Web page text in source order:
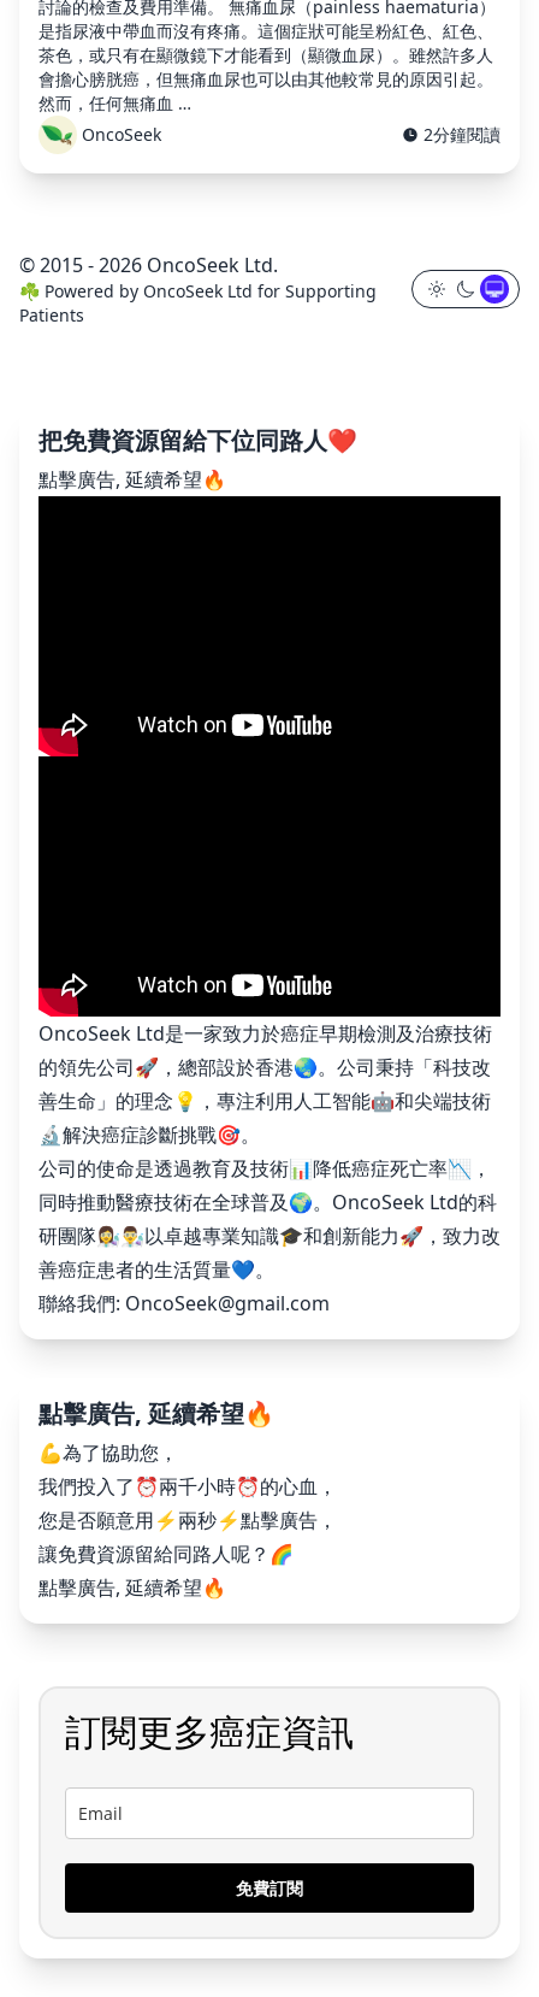
討論的檢查及費用準備。 無痛血尿（painless haematuria）
是指尿液中帶血而沒有疼痛。這個症狀可能呈粉紅色、紅色、
茶色，或只有在顯微鏡下才能看到（顯微血尿）。雖然許多人
會擔心膀胱癌，但無痛血尿也可以由其他較常見的原因引起。
然而，任何無痛血 …
OncoSeek
2分鐘閱讀
© 2015 - 2026 OncoSeek Ltd.
☘️ Powered by OncoSeek Ltd for Supporting
Patients
把免費資源留給下位同路人❤️
點擊廣告, 延續希望🔥
OncoSeek Ltd是一家致力於癌症早期檢測及治療技術
的領先公司🚀，總部設於香港🌏。公司秉持「科技改
善生命」的理念💡，專注利用人工智能🤖和尖端技術
🔬解決癌症診斷挑戰🎯。
公司的使命是透過教育及技術📊降低癌症死亡率📉，
同時推動醫療技術在全球普及🌍。OncoSeek Ltd的科
研團隊👩‍🔬👨‍🔬以卓越專業知識🎓和創新能力🚀，致力改
善癌症患者的生活質量💙。
聯絡我們: OncoSeek@gmail.com
點擊廣告, 延續希望🔥
💪為了協助您，
我們投入了⏰兩千小時⏰的心血，
您是否願意用⚡️兩秒⚡️點擊廣告，
讓免費資源留給同路人呢？🌈
點擊廣告, 延續希望🔥
訂閱更多癌症資訊
免費訂閱